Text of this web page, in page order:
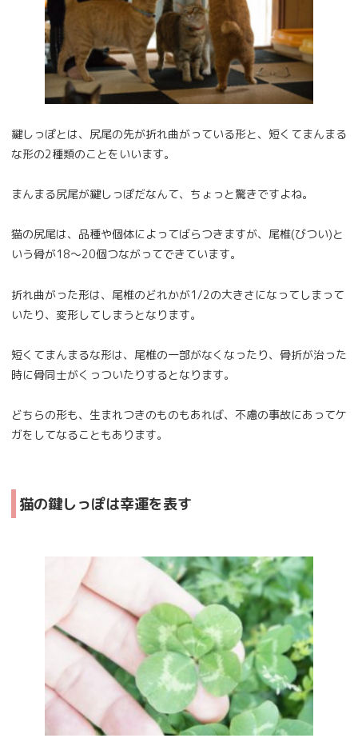
鍵しっぽとは、尻尾の先が折れ曲がっている形と、短くてまんまる
な形の2種類のことをいいます。
まんまる尻尾が鍵しっぽだなんて、ちょっと驚きですよね。
猫の尻尾は、品種や個体によってばらつきますが、尾椎(びつい)と
いう骨が18～20個つながってできています。
折れ曲がった形は、尾椎のどれかが1/2の大きさになってしまって
いたり、変形してしまうとなります。
短くてまんまるな形は、尾椎の一部がなくなったり、骨折が治った
時に骨同士がくっついたりするとなります。
どちらの形も、生まれつきのものもあれば、不慮の事故にあってケ
ガをしてなることもあります。
猫の鍵しっぽは幸運を表す